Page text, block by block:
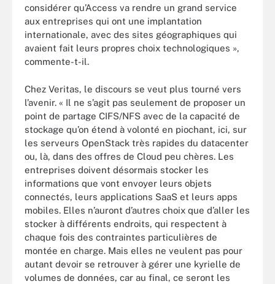
considérer qu’Access va rendre un grand service
aux entreprises qui ont une implantation
internationale, avec des sites géographiques qui
avaient fait leurs propres choix technologiques »,
commente-t-il.
Chez Veritas, le discours se veut plus tourné vers
l’avenir. « Il ne s’agit pas seulement de proposer un
point de partage CIFS/NFS avec de la capacité de
stockage qu’on étend à volonté en piochant, ici, sur
les serveurs OpenStack très rapides du datacenter
ou, là, dans des offres de Cloud peu chères. Les
entreprises doivent désormais stocker les
informations que vont envoyer leurs objets
connectés, leurs applications SaaS et leurs apps
mobiles. Elles n’auront d’autres choix que d’aller les
stocker à différents endroits, qui respectent à
chaque fois des contraintes particulières de
montée en charge. Mais elles ne veulent pas pour
autant devoir se retrouver à gérer une kyrielle de
volumes de données, car au final, ce seront les